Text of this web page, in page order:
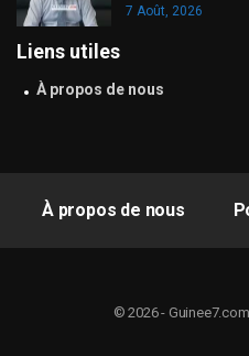
7 Août, 2026
Liens utiles
À propos de nous
À propos de nous
© 2026 -